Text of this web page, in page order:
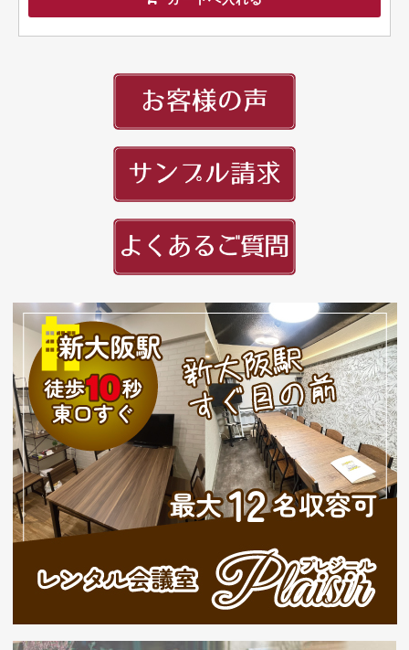
ＩＴ
配送・納期
入稿の手引き